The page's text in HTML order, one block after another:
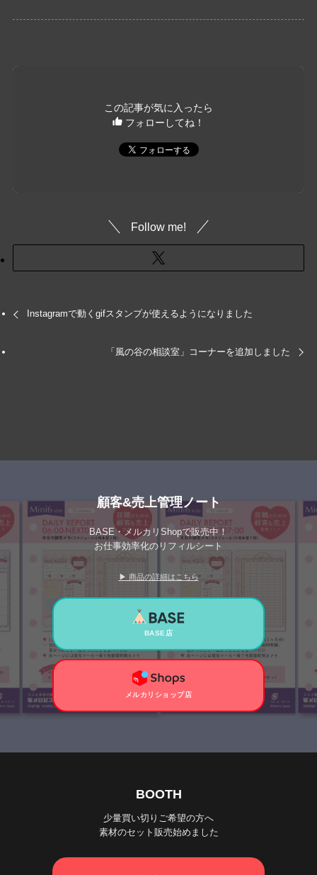
この記事が気に入ったら
フォローしてね！
Follow me!
Instagramで動くgifスタンプが使えるようになりました
「風の谷の相談室」コーナーを追加しました
顧客&売上管理ノート
BASE・メルカリShopで販売中！
お仕事効率化のリフィルシート
▶ 商品の詳細はこちら
BASE店
メルカリショップ店
BOOTH
少量買い切りご希望の方へ
素材のセット販売始めました